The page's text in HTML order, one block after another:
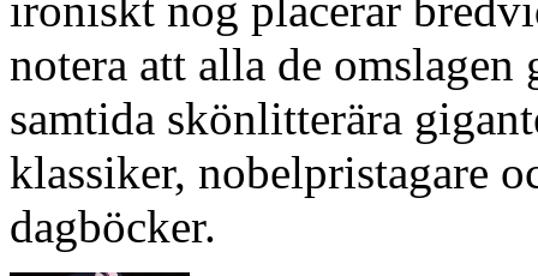
ironiskt nog placerar
notera att alla de
samtida skönlitterära
klassiker, nobelpristagare
dagböcker.